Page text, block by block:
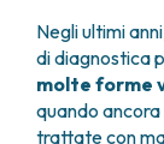
TUMORI DI
LEUCEMIE
LINFOMI
MELANOMI
DIREZIONE
ANATOMIA
Negli ultimi
di diagnostica
molte forme
quando
trattate con